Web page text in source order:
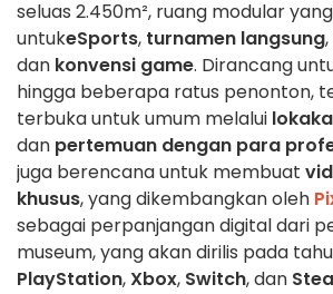
seluas 2.450m², ruang modular
untukeSports, turnamen langsung,
dan konvensi game. Dirancang
hingga beberapa ratus penonton,
terbuka untuk umum melalui
dan pertemuan dengan para
juga berencana untuk membuat
khusus, yang dikembangkan oleh
sebagai perpanjangan digital dari
museum, yang akan dirilis pada
PlayStation,Xbox, Switch, dan